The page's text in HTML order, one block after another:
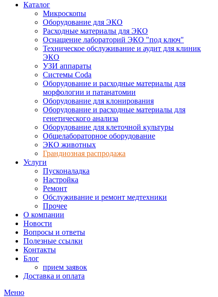
Каталог
Микроскопы
Оборудование для ЭКО
Расходные материалы для ЭКО
Оснащение лабораторий ЭКО "под ключ"
Техническое обслуживание и аудит для клиник
ЭКО
УЗИ аппараты
Системы Coda
Оборудование и расходные материалы для
морфологии и патанатомии
Оборудование для клонирования
Оборудование и расходные материалы для
генетического анализа
Оборудование для клеточной культуры
Общелабораторное оборудование
ЭКО животных
Грандиозная распродажа
Услуги
Пусконаладка
Настройка
Ремонт
Обслуживание и ремонт медтехники
Прочее
О компании
Новости
Вопросы и ответы
Полезные ссылки
Контакты
Блог
прием заявок
Доставка и оплата
Меню